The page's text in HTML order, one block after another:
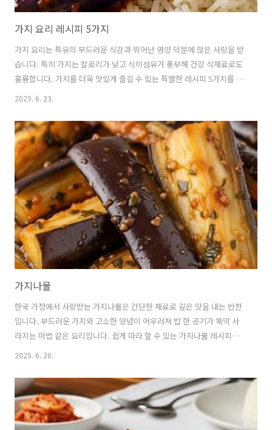
가지 요리 레시피 5가지
가지 요리는 특유의 부드러운 식감과 뛰어난 영양 덕분에 많은 사랑을 받
습니다. 특히 가지는 칼로리가 낮고 식이섬유가 풍부해 건강 식재료로도
훌륭합니다. 가지를 더욱 맛있게 즐길 수 있는 특별한 레시피 5가지를 소
개합니다. 가지의 다채로운 매력에 푹 빠져 보세요. 🍆 가지, 왜 우리 몸
게 함유되어 있습니다.이 안토시아닌은 가지의 보라색을 띠게 하는 성분
으로, 우리 몸의 세포를 손상시키는 활성산소를 제거하는 데 도움을 줍니
다.또한, 가지는 약 90% 이상이 수분으로 이루어져 있어 칼로리가 매우
낮으며,풍부한 식이섬유는 장 건강을 증진하고 변비 예방에도 효과적입
니다.이 외에도 칼륨, 비타민 등 다양한 영양소가 골고루 들어 있어혈압
조절과 면..
2025. 6. 23.
가지나물
한국 가정에서 사랑받는 가지나물은 간단한 재료로 깊은 맛을 내는 반찬
입니다. 부드러운 가지와 고소한 양념이 어우러져 밥 한 공기가 뚝딱 사
라지는 마법 같은 요리입니다. 쉽게 따라 할 수 있는 가지나물 레시피와
팁을 알려드립니다. 1. 가지나물의 매력과 특징가지나물은 한국 가정식
부드러운 식감과 고소한 참기름, 짭짤한 간장의 조화가 일품입니다.칼로
리가 낮고 식이섬유가 풍부해 다이어트에도 좋습니다.또한, 준비 과정이
간단해 초보도 쉽게 도전할 수 있습니다.밥과 함께 먹거나 비빔밥의 재료
로 활용하기도 합니다. 🍆 가지의 영양과 효능가지의 진한 보랏빛은 '안
2025. 6. 20.